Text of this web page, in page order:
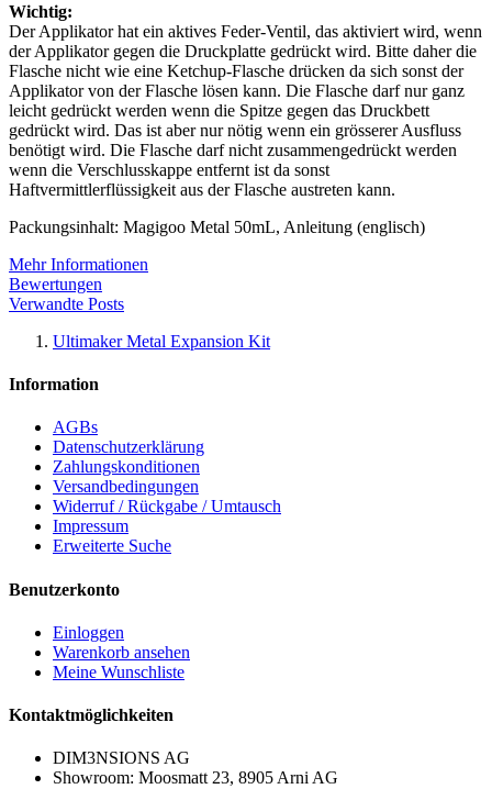
Wichtig:
Der Applikator hat ein aktives Feder-Ventil, das aktiviert wird, wenn
der Applikator gegen die Druckplatte gedrückt wird. Bitte daher die
Flasche nicht wie eine Ketchup-Flasche drücken da sich sonst der
Applikator von der Flasche lösen kann. Die Flasche darf nur ganz
leicht gedrückt werden wenn die Spitze gegen das Druckbett
gedrückt wird. Das ist aber nur nötig wenn ein grösserer Ausfluss
benötigt wird. Die Flasche darf nicht zusammengedrückt werden
wenn die Verschlusskappe entfernt ist da sonst
Haftvermittlerflüssigkeit aus der Flasche austreten kann.
Packungsinhalt: Magigoo Metal 50mL, Anleitung (englisch)
Mehr Informationen
Bewertungen
Verwandte Posts
Ultimaker Metal Expansion Kit
Information
AGBs
Datenschutzerklärung
Zahlungskonditionen
Versandbedingungen
Widerruf / Rückgabe / Umtausch
Impressum
Erweiterte Suche
Benutzerkonto
Einloggen
Warenkorb ansehen
Meine Wunschliste
Kontaktmöglichkeiten
DIM3NSIONS AG
Showroom: Moosmatt 23, 8905 Arni AG